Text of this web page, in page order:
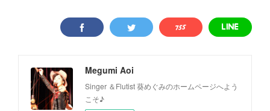
Megumi Aoi
Singer ＆Flutist 葵めぐみのホームページへよう
こそ♪